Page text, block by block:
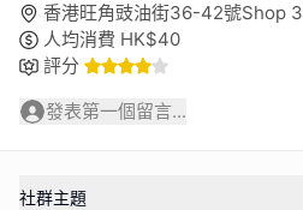
香港旺角豉油街36-42號Shop 3
人均消費 HK$40
評分
發表第一個留言...
社群主題